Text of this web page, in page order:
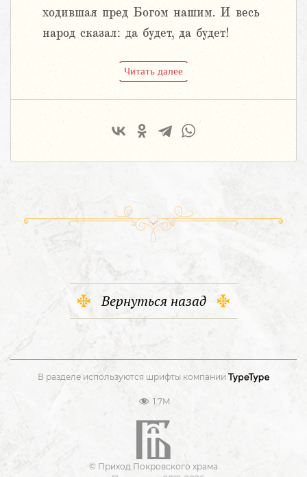
ходившая пред Богом нашим. И весь
народ сказал: да будет, да будет!
Читать далее
Вернуться назад
В разделе используются шрифты компании
1.7M
© Приход Покровского храма